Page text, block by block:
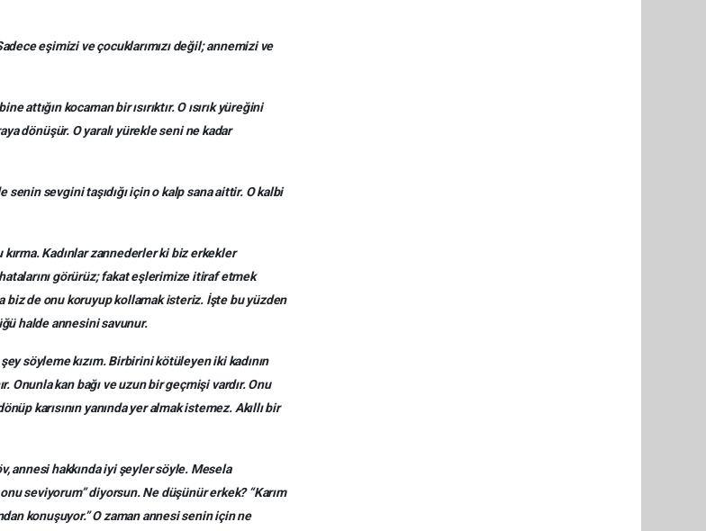
eşimizi ve çocuklarımızı değil; annemizi ve
attığın kocaman bir ısırıktır. O ısırık yüreğini
dönüşür. O yaralı yürekle seni ne kadar
senin sevgini taşıdığı için o kalp sana aittir. O kalbi
Kadınlar zannederler ki biz erkekler
görürüz; fakat eşlerimize itiraf etmek
biz de onu koruyup kollamak isteriz. İşte bu yüzden
halde annesini savunur.
söyleme kızım. Birbirini kötüleyen iki kadının
Onunla kan bağı ve uzun bir geçmişi vardır. Onu
karısının yanında yer almak istemez. Akıllı bir
annesi hakkında iyi şeyler söyle. Mesela
seviyorum” diyorsun. Ne düşünür erkek? “Karım
konuşuyor.” O zaman annesi senin için ne